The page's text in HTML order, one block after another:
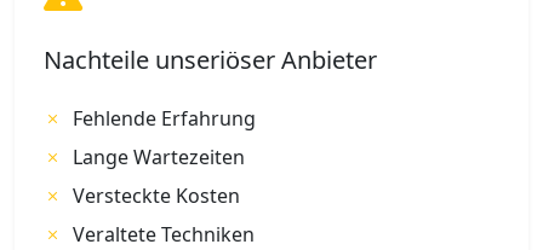
Nachteile unseriöser Anbieter
Fehlende Erfahrung
Lange Wartezeiten
Versteckte Kosten
Veraltete Techniken